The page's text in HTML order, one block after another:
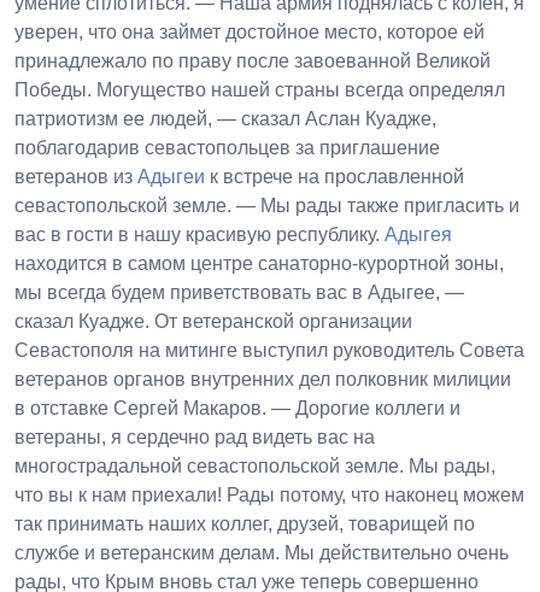
уверен, что она займет достойное место, которое ей
принадлежало по праву после завоеванной Великой
Победы. Могущество нашей страны всегда определял
патриотизм ее людей, — сказал Аслан Куадже,
поблагодарив севастопольцев за приглашение
ветеранов из Адыгеи к встрече на прославленной
севастопольской земле. — Мы рады также пригласить и
вас в гости в нашу красивую республику. Адыгея
находится в самом центре санаторно-курортной зоны,
мы всегда будем приветствовать вас в Адыгее, —
сказал Куадже. От ветеранской организации
Севастополя на митинге выступил руководитель Совета
ветеранов органов внутренних дел полковник милиции
в отставке Сергей Макаров. — Дорогие коллеги и
ветераны, я сердечно рад видеть вас на
многострадальной севастопольской земле. Мы рады,
что вы к нам приехали! Рады потому, что наконец можем
так принимать наших коллег, друзей, товарищей по
службе и ветеранским делам. Мы действительно очень
рады, что Крым вновь стал уже теперь совершенно